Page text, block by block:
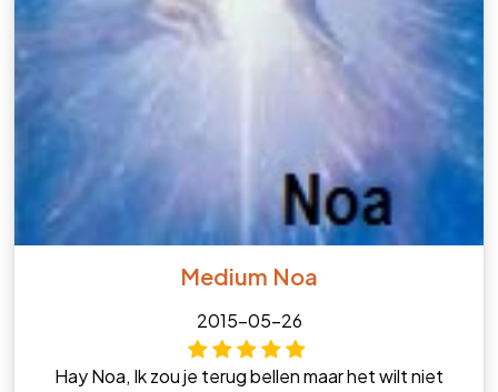
Medium Noa
2015-05-26
Hay Noa, Ik zou je terug bellen maar het wilt niet